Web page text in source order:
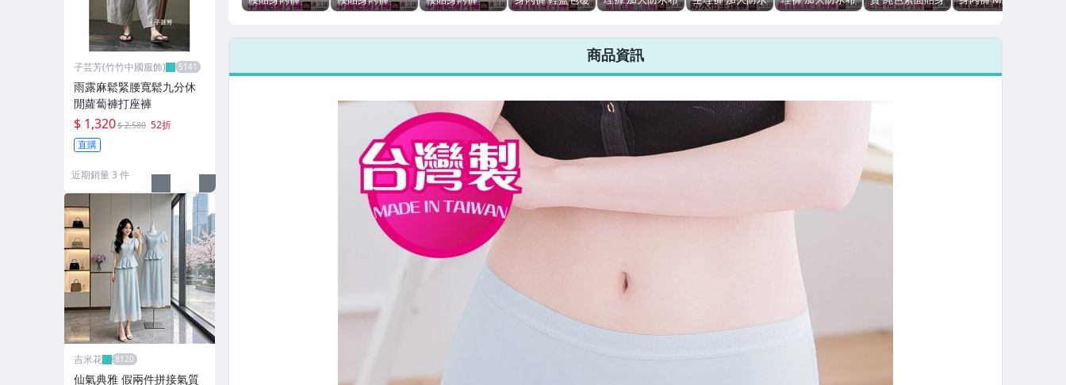
M/L/XL/XXL
no. 931-席艾妮
M/L/XL/XXL
no. 931-席艾妮
M/L/XL/XXL
no. 931-席艾妮
M/L/XL 台灣製
SHIANEY
安心不外漏 台灣
艾妮SHIANEY
布 安心不外漏
No.368 -席艾妮
安心不外漏 台灣
艾妮SHIANEY
內褲 竹炭褲底
灣製 no.1009-席
台灣製 no.1015-
商品資訊
子芸芳(竹竹中國服飾)
雨露麻鬆緊腰寬鬆九分休
閒蘿蔔褲打座褲
$ 1,320$ 2,580 52折
直購
近期銷量 3 件
吉米花
仙氣典雅 假兩件拼接氣質